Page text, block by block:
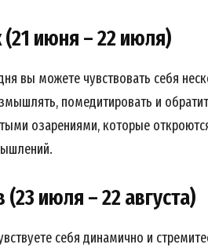
(21 июня – 22 июля)
вы можете чувствовать себя
помедитировать и
озарениями, которые
(23 июля – 22 августа)
себя динамично и